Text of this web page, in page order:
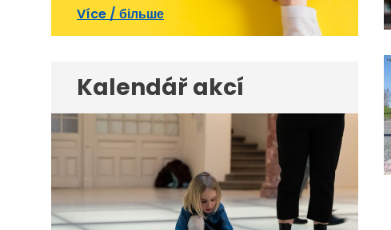
Více / більше
Kalendář akcí